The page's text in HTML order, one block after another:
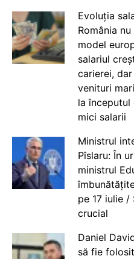
Evoluția
România
model
salariul
carierei,
venituri
la începutul
mici salarii
Ministrul
Pîslaru: În
ministrul
pe 17 iulie
crucial
Daniel
să fie